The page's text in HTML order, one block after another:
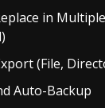
in
(File,
Auto-Backup